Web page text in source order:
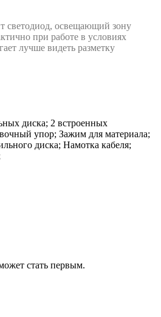
светодиод, освещающий зону
при работе в условиях
лучше видеть разметку
диска; 2 встроенных
упор; Зажим для материала;
диска; Намотка кабеля;
стать первым.